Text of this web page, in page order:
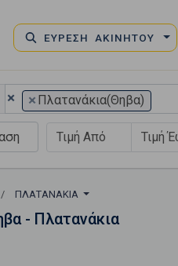
ΕΥΡΕΣΗ ΑΚΙΝΗΤΟΥ
× × Πλατανάκια(Θηβα)
ΠΛΑΤΑΝΆΚΙΑ
- Πλατανάκια